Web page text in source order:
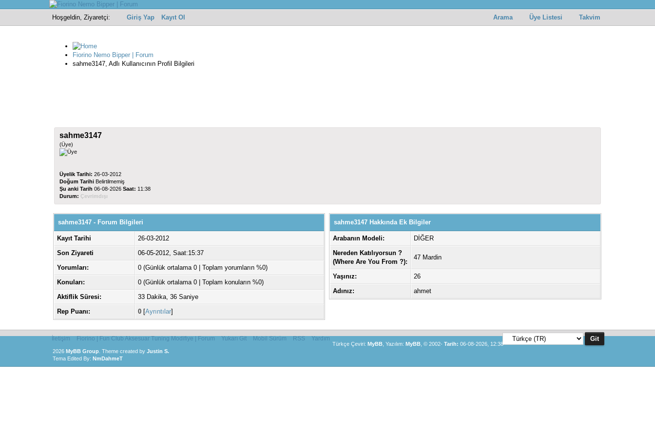
Arama Üye Listesi Takvim
Hoşgeldin, Ziyaretçi: Giriş Yap Kayıt Ol
Fiorino Nemo Bipper | Forum
sahme3147, Adlı Kullanıcının Profil Bilgileri
sahme3147
(Üye)
Üyelik Tarihi: 26-03-2012
Doğum Tarihi Belirtilmemiş
Şu anki Tarih 06-08-2026Saat: 11:38
Durum: Çevrimdışı
sahme3147 - Forum Bilgileri
Kayıt Tarihi
26-03-2012
Son Ziyareti
06-05-2012, Saat:15:37
Yorumları:
0 (Günlük ortalama 0 | Toplam yorumların %0)
Konuları:
0 (Günlük ortalama 0 | Toplam konuların %0)
Aktiflik Süresi:
33 Dakika, 36 Saniye
Rep Puanı:
0 [Ayrıntılar]
sahme3147 Hakkında Ek Bilgiler
Arabanın Modeli:
DİĞER
Nereden Katılıyorsun ?
(Where Are You From ?):
47 Mardin
Yaşınız:
26
Adınız:
ahmet
İletişim Fiorino | Fun Club Aksesuar Tuning Modifiye | Forum Yukarı Git Mobil Sürüm RSS Yardım
Tarih: 06-08-2026, 12:38
Türkçe Çeviri: MyBB, Yazılım: MyBB, © 2002-
2026 MyBB Group. Theme created by Justin S.
Tema Edited By: NmDahmeT